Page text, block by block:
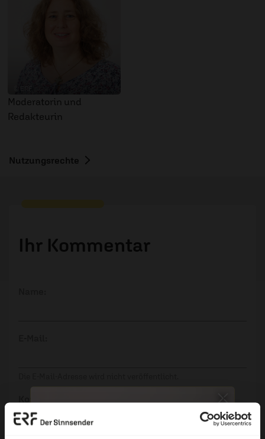
Moderatorin und
Redakteurin
Nutzungsrechte
Ihr Kommentar